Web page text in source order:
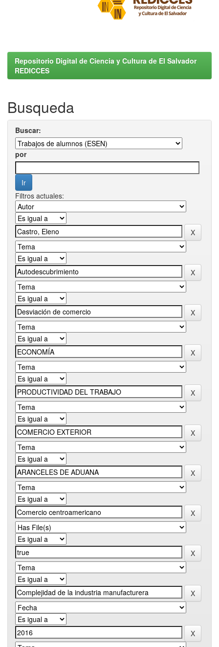
Repositorio Digital de Ciencia y Cultura de El Salvador
REDICCES
Busqueda
Buscar:
por
Filtros actuales: